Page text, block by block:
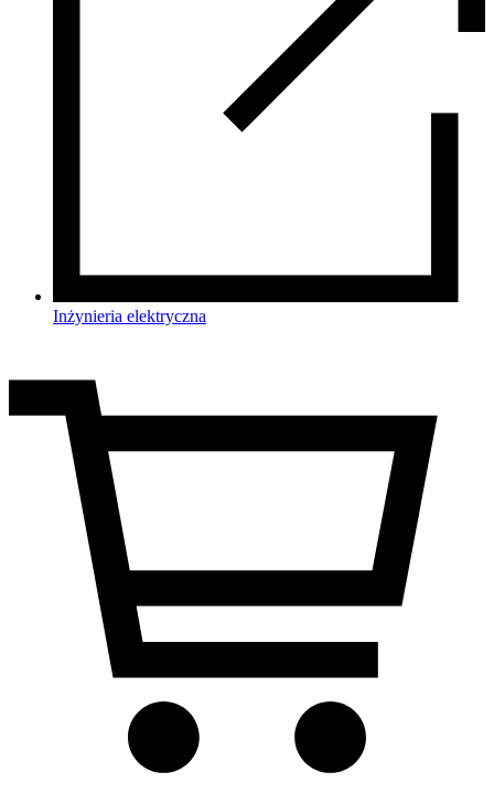
Inżynieria elektryczna